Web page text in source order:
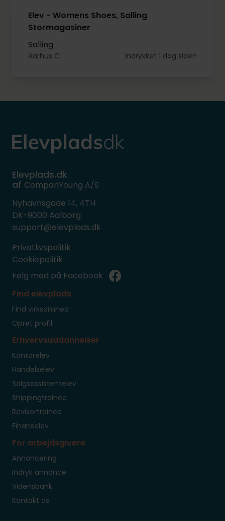
Elev - Womens Shoes, Salling
Stormagasiner
Salling
Aarhus C Indrykket 1 dag siden
Elevplads.dk
af CompanYoung A/S
Nyhavnsgade 14, 4TH
DK-9000 Aalborg
support@elevplads.dk
Privatlivspolitik
Cookiepolitik
Følg med på Facebook
Find elevplads
Find virksomhed
Opret profil
Erhvervsuddannelser
Kontorelev
Handelselev
Salgsassistentelev
Shippingtrainee
Revisortrainee
Finanselev
For arbejdsgivere
Annoncering
Indryk annonce
Vidensbank
Kontakt os